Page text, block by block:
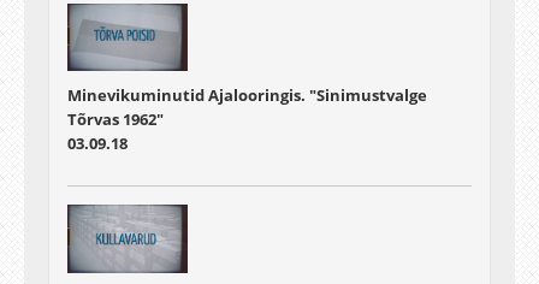
Minevikuminutid Ajalooringis. "Sinimustvalge
Tõrvas 1962"
03.09.18